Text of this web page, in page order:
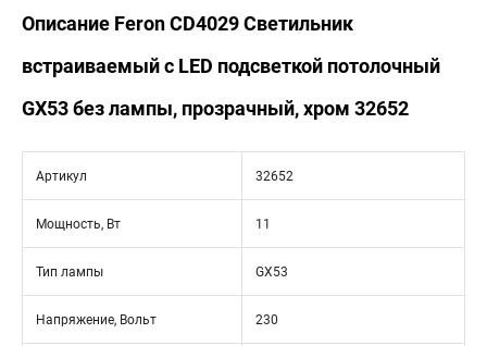
Описание Feron CD4029 Светильник
встраиваемый с LED подсветкой потолочный
GX53 без лампы, прозрачный, хром 32652
Артикул 32652
Мощность, Вт 11
Тип лампы GX53
Напряжение, Вольт 230